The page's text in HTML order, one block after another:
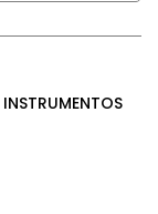
INSTRUMENTOS